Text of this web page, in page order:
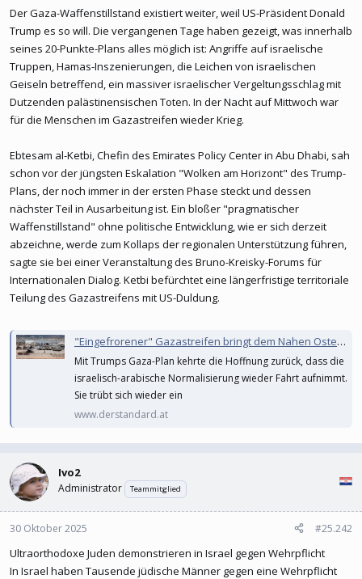
Der Gaza-Waffenstillstand existiert weiter, weil US-Präsident Donald
Trump es so will. Die vergangenen Tage haben gezeigt, was innerhalb
seines 20-Punkte-Plans alles möglich ist: Angriffe auf israelische
Truppen, Hamas-Inszenierungen, die Leichen von israelischen
Geiseln betreffend, ein massiver israelischer Vergeltungsschlag mit
Dutzenden palästinensischen Toten. In der Nacht auf Mittwoch war
für die Menschen im Gazastreifen wieder Krieg.
Ebtesam al-Ketbi, Chefin des Emirates Policy Center in Abu Dhabi, sah
schon vor der jüngsten Eskalation "Wolken am Horizont" des Trump-
Plans, der noch immer in der ersten Phase steckt und dessen
nächster Teil in Ausarbeitung ist. Ein bloßer "pragmatischer
Waffenstillstand" ohne politische Entwicklung, wie er sich derzeit
abzeichne, werde zum Kollaps der regionalen Unterstützung führen,
sagte sie bei einer Veranstaltung des Bruno-Kreisky-Forums für
Internationalen Dialog. Ketbi befürchtet eine längerfristige territoriale
Teilung des Gazastreifens mit US-Duldung.
"Eingefrorener" Gazastreifen bringt dem Nahen Osten keinen Frieden
Mit Trumps Gaza-Plan kehrte die Hoffnung zurück, dass die
israelisch-arabische Normalisierung wieder Fahrt aufnimmt.
Sie trübt sich wieder ein
www.derstandard.at
Ivo2
Administrator Teammitglied
30 Oktober 2025 #25.242
Ultraorthodoxe Juden demonstrieren in Israel gegen Wehrpflicht
In Israel haben Tausende jüdische Männer gegen eine Wehrpflicht